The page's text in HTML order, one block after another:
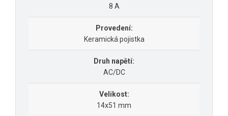
8 A
Provedení:
Keramická pojistka
Druh napětí:
AC/DC
Velikost:
14x51 mm